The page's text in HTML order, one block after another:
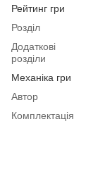
Рейтинг гри
Розділ
Додаткові
розділи
Механіка гри
Автор
Комплектація